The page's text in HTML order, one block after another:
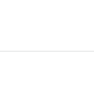
相反的效果。